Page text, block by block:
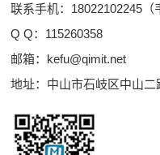
联系手机：18022102245（
Q Q： 115260358
邮箱： kefu@qimit.net
地址：中山市石岐区中山